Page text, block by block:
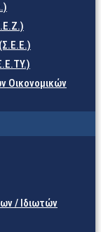
Οικονομικών
/ Ιδιωτών